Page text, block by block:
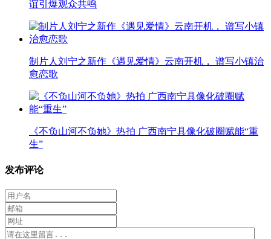
谊引爆观众共鸣
制片人刘宁之新作《遇见爱情》云南开机， 谱写小镇治
愈恋歌
《不负山河不负她》热拍 广西南宁具像化破圈赋能“重
生”
发布评论